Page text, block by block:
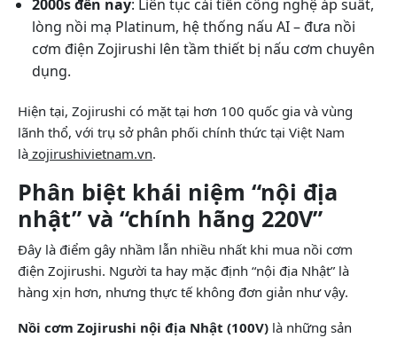
2000s đến nay: Liên tục cải tiến công nghệ áp suất,
lòng nồi mạ Platinum, hệ thống nấu AI – đưa nồi
cơm điện Zojirushi lên tầm thiết bị nấu cơm chuyên
dụng.
Hiện tại, Zojirushi có mặt tại hơn 100 quốc gia và vùng
lãnh thổ, với trụ sở phân phối chính thức tại Việt Nam
là zojirushivietnam.vn.
Phân biệt khái niệm “nội địa
nhật” và “chính hãng 220V”
Đây là điểm gây nhầm lẫn nhiều nhất khi mua nồi cơm
điện Zojirushi. Người ta hay mặc định “nội địa Nhật” là
hàng xịn hơn, nhưng thực tế không đơn giản như vậy.
Nồi cơm Zojirushi nội địa Nhật (100V) là những sản